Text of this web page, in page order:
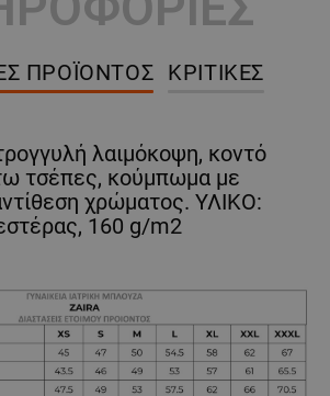
ΠΡΟΪΌΝΤΟΣ ΚΡΙΤΙΚΈΣ
λαιμόκοψη, κοντό
τσέπες, κούμπωμα με
χρώματος. ΥΛΙΚΟ:
160 g/m2